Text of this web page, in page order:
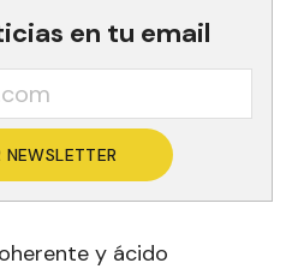
en tu email
NEWSLETTER
y ácido